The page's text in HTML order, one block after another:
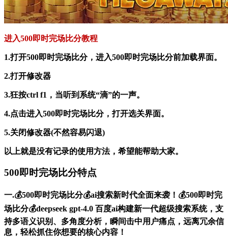
进入500即时完场比分教程
1.打开500即时完场比分，进入500即时完场比分前加载界面。
2.打开修改器
3.狂按ctrl f1，当听到系统“滴”的一声。
4.点击进入500即时完场比分，打开选关界面。
5.关闭修改器(不然容易闪退)
以上就是没有记录的使用方法，希望能帮助大家。
500即时完场比分特点
一.💰500即时完场比分💰ai搜索新时代全面来袭！💰500即时完
场比分💰deepseek gpt-4.0 百度ai构建新一代超级搜索系统，支
持多语义识别、多角度分析，瞬间击中用户痛点，远离冗余信
息，轻松抓住你想要的核心内容！